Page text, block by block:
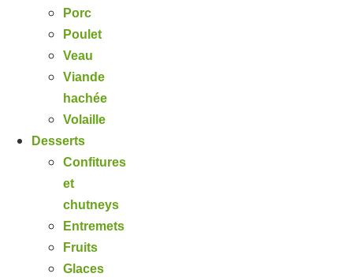
Porc
Poulet
Veau
Viande
hachée
Volaille
Desserts
Confitures
et
chutneys
Entremets
Fruits
Glaces